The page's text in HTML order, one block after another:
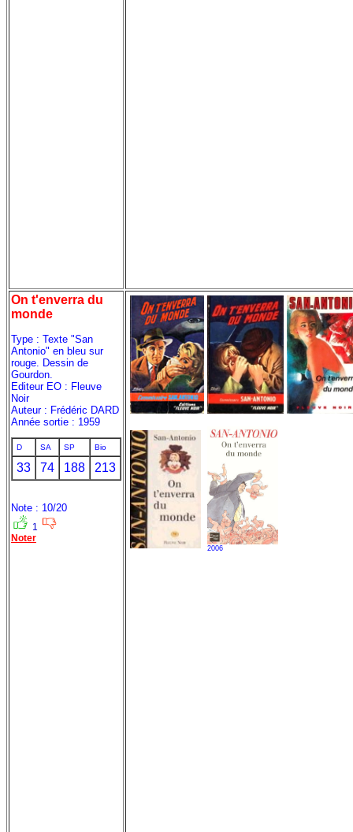
On t'enverra du
monde
Type : Texte "San
Antonio" en bleu sur
rouge. Dessin de
Gourdon.
Editeur EO : Fleuve
Noir
Auteur : Frédéric DARD
Année sortie : 1959
D SA SP Bio
33 74 188 213
Note : 10/20
1
Noter
2006